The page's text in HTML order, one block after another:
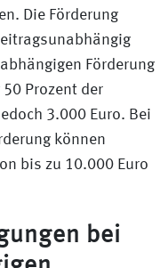
Die Förderung
Förderung
Prozent der
3.000 Euro. Bei
können
bis zu 10.000 Euro
bei